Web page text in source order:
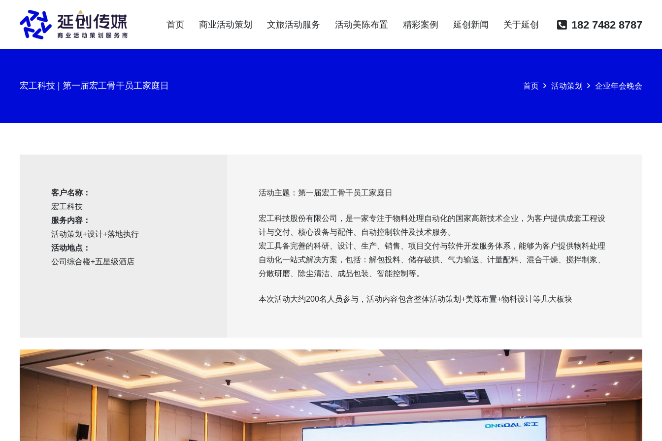
首页 商业活动策划 文旅活动服务 活动美陈布置 精彩案例 延创新闻 关于延创 182 7482 8787
宏工科技 | 第一届宏工骨干员工家庭日 首页 活动策划 企业年会晚会
客户名称：
宏工科技
服务内容：
活动策划+设计+落地执行
活动地点：
公司综合楼+五星级酒店
活动主题：第一届宏工骨干员工家庭日
宏工科技股份有限公司，是一家专注于物料处理自动化的国家高新技术企业，为客户提供成套工程设
计与交付、核心设备与配件、自动控制软件及技术服务。
宏工具备完善的科研、设计、生产、销售、项目交付与软件开发服务体系，能够为客户提供物料处理
自动化一站式解决方案，包括：解包投料、储存破拱、气力输送、计量配料、混合干燥、搅拌制浆、
分散研磨、除尘清洁、成品包装、智能控制等。
本次活动大约200名人员参与，活动内容包含整体活动策划+美陈布置+物料设计等几大板块